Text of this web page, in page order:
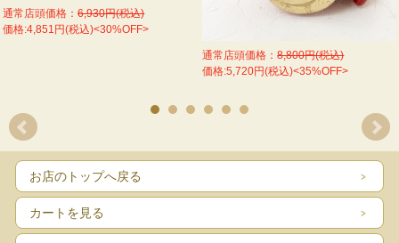
通常店頭価格：6,930円(税込)
価格:4,851円(税込)<30%OFF>
通常店頭価格：8,800円(税込)
価格:5,720円(税込)<35%OFF>
お店のトップへ戻る
カートを見る